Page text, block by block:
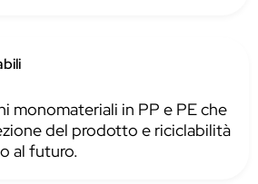
monomateriali in PP e PE che
del prodotto e riciclabilità
al futuro.